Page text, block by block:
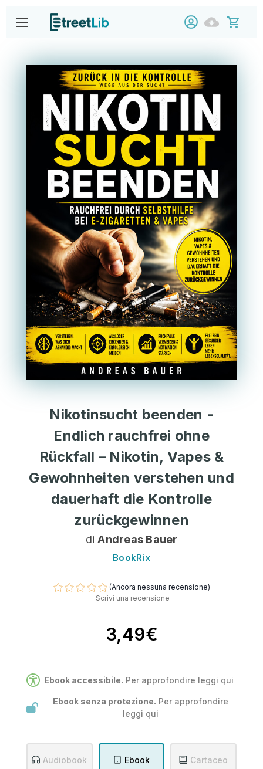
Nikotinsucht beenden -
Endlich rauchfrei ohne
Rückfall – Nikotin, Vapes &
Gewohnheiten verstehen und
dauerhaft die Kontrolle
zurückgewinnen
diAndreas Bauer
BookRix
(Ancora nessuna recensione)
Scrivi una recensione
3,49€
Ebook senza protezione. Per approfondire
leggi qui
Ebook accessibile. Per approfondire leggi qui
Audiobook
Ebook
Cartaceo